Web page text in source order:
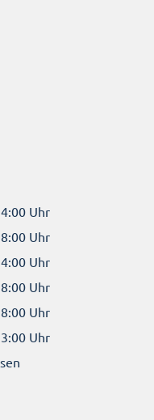
Uhr
Uhr
Uhr
Uhr
Uhr
Uhr